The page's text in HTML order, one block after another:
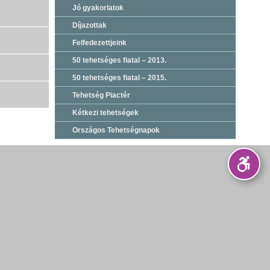
Jó gyakorlatok
Díjazottak
Felfedezettjeink
50 tehetséges fiatal – 2013.
50 tehetséges fiatal – 2015.
Tehetség Piactér
Kétkezi tehetségek
Országos Tehetségnapok